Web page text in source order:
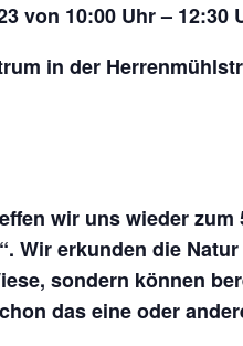
von 10:00 Uhr – 12:30
in der
wir uns wieder
Wir erkunden die
sondern können
das eine oder